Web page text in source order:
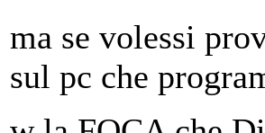
ma se volessi
sul pc che